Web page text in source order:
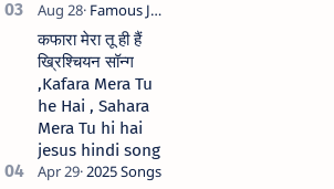
कफारा मेरा तू ही हैं
ख्रिश्चियन सॉन्ग
,Kafara Mera Tu
he Hai , Sahara
Mera Tu hi hai
jesus hindi song